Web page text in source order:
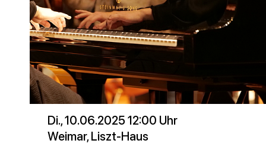
Di., 10.06.2025 12:00 Uhr
Weimar, Liszt-Haus